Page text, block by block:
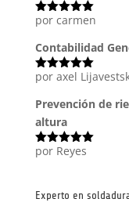
Valorado
por carmen
Contabilidad
Valorado
por axel
Prevención de
altura
Valorado
por Reyes
Experto en